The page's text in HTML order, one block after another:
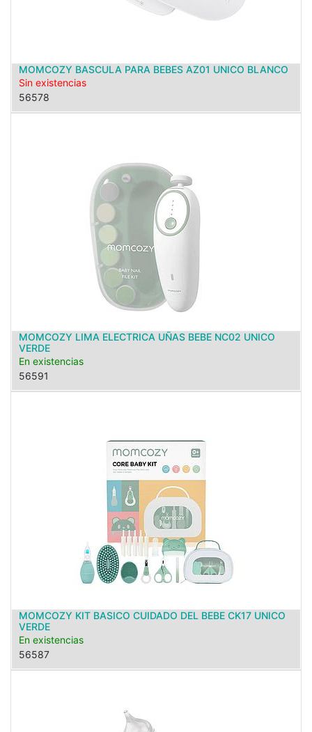
MOMCOZY BASCULA PARA BEBES AZ01 UNICO BLANCO
Sin existencias
56578
MOMCOZY LIMA ELECTRICA UÑAS BEBE NC02 UNICO
VERDE
En existencias
56591
MOMCOZY KIT BASICO CUIDADO DEL BEBE CK17 UNICO
VERDE
En existencias
56587